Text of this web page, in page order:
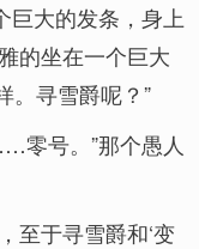
巨大的发条，身上
的坐在一个巨大
。寻雪爵呢？”
零号。”那个愚人
至于寻雪爵和‘变